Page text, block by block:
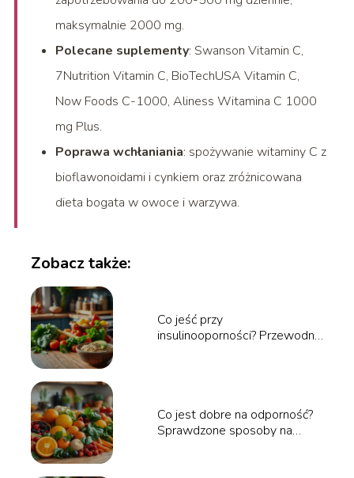
maksymalnie 2000 mg.
Polecane suplementy: Swanson Vitamin C,
7Nutrition Vitamin C, BioTechUSA Vitamin C,
Now Foods C-1000, Aliness Witamina C 1000
mg Plus.
Poprawa wchłaniania: spożywanie witaminy C z
bioflawonoidami i cynkiem oraz zróżnicowana
dieta bogata w owoce i warzywa.
Zobacz także:
Co jeść przy
insulinooporności? Przewodnik
Co jest dobre na odporność?
Sprawdzone sposoby na